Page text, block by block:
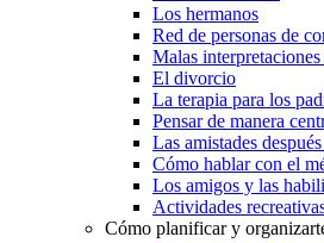
Los hermanos
Red de personas de
Malas
El divorcio
La terapia para los
Pensar de manera
Las amistades
Cómo hablar con el
Los amigos y las
Actividades
Cómo planificar y